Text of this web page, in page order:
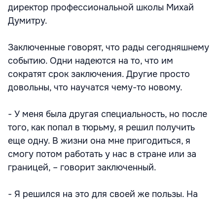
директор профессиональной школы Михай
Думитру.
Заключенные говорят, что рады сегодняшнему
событию. Одни надеются на то, что им
сократят срок заключения. Другие просто
довольны, что научатся чему-то новому.
- У меня была другая специальность, но после
того, как попал в тюрьму, я решил получить
еще одну. В жизни она мне пригодиться, я
смогу потом работать у нас в стране или за
границей, – говорит заключенный.
- Я решился на это для своей же пользы. На